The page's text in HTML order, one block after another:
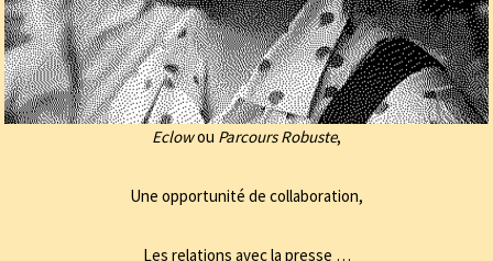
Eclowou Parcours Robuste,
Une opportunité de collaboration,
Les relations avec la presse …